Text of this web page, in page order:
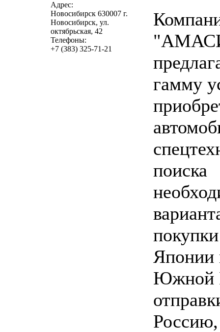
Адрес:
Новосибирск 630007 г.
Новосибирск, ул.
октябрьская, 42
Телефоны:
+7 (383) 325-71-21
гамму
поиска
Японии
Южной
Россию,